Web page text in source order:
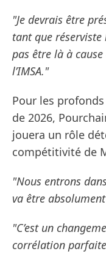
"Je devrais être
tant que
pas être là à
l’IMSA."
Pour les
de 2026,
jouera un rôle
compétitivité de
"Nous entrons
va être
"C’est un
corrélation